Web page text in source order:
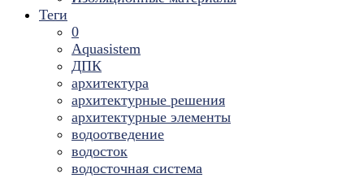
Теги
0
Aquasistem
ДПК
архитектура
архитектурные решения
архитектурные элементы
водоотведение
водосток
водосточная система